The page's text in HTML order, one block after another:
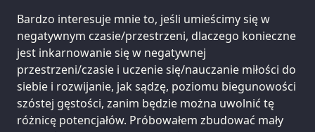
Bardzo interesuje mnie to, jeśli umieścimy się w
negatywnym czasie/przestrzeni, dlaczego konieczne
jest inkarnowanie się w negatywnej
przestrzeni/czasie i uczenie się/nauczanie miłości do
siebie i rozwijanie, jak sądzę, poziomu biegunowości
szóstej gęstości, zanim będzie można uwolnić tę
różnicę potencjałów. Próbowałem zbudować mały